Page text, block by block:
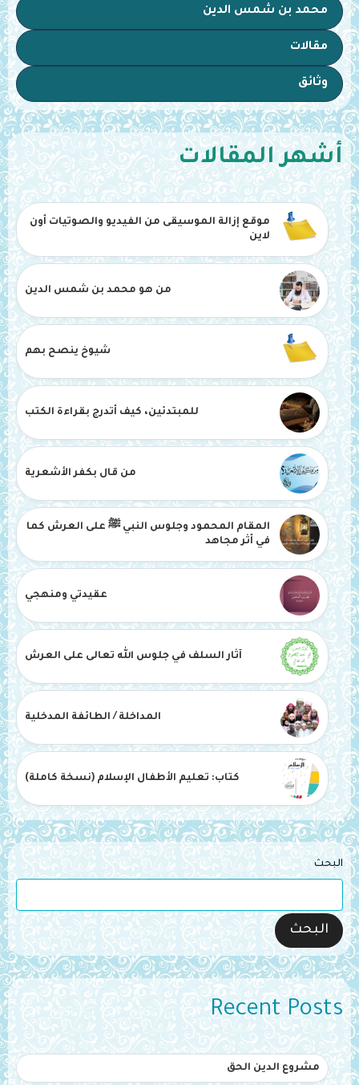
محمد بن شمس الدين
مقالات
وثائق
أشهر المقالات
موقع إزالة الموسيقى من الفيديو والصوتيات أون
لاين
من هو محمد بن شمس الدين
شيوخ ينصح بهم
للمبتدئين، كيف أتدرج بقراءة الكتب
من قال بكفر الأشعرية
المقام المحمود وجلوس النبي ﷺ على العرش كما
في أثر مجاهد
عقيدتي ومنهجي
آثار السلف في جلوس الله تعالى على العرش
المداخلة / الطائفة المدخلية
كتاب: تعليم الأطفال الإسلام (نسخة كاملة)
البحث
البحث
Recent Posts
مشروع الدين الحق